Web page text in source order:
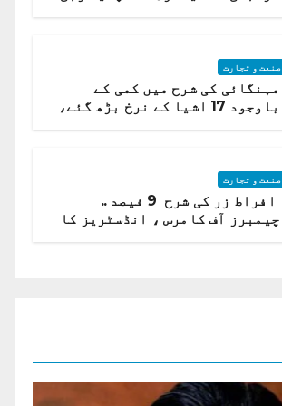
صنعت و تجارت
مہنگائی کی شرح میں کمی کے
باوجود 17 اشیا کے نرخ بڑھ گئے،
صنعت و تجارت
افراط زر کی شرح 9 فیصد ..
چیمبرز آف کامرس ، انڈسٹریز کا